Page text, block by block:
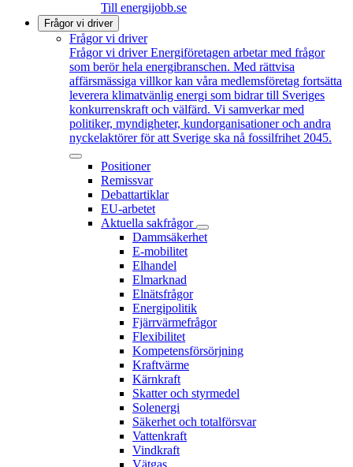
Till energijobb.se
Frågor vi driver
Frågor vi driver
Frågor vi driver Energiföretagen arbetar med frågor
som berör hela energibranschen. Med rättvisa
affärsmässiga villkor kan våra medlemsföretag fortsätta
leverera klimatvänlig energi som bidrar till Sveriges
konkurrenskraft och välfärd. Vi samverkar med
politiker, myndigheter, kundorganisationer och andra
nyckelaktörer för att Sverige ska nå fossilfrihet 2045.
Positioner
Remissvar
Debattartiklar
EU-arbetet
Aktuella sakfrågor
Dammsäkerhet
E-mobilitet
Elhandel
Elmarknad
Elnätsfrågor
Energipolitik
Fjärrvärmefrågor
Flexibilitet
Kompetensförsörjning
Kraftvärme
Kärnkraft
Skatter och styrmedel
Solenergi
Säkerhet och totalförsvar
Vattenkraft
Vindkraft